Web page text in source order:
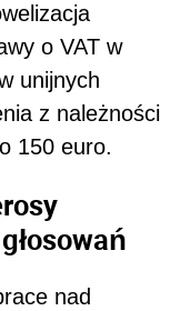
o VAT w
unijnych
z należności
150 euro.
nad